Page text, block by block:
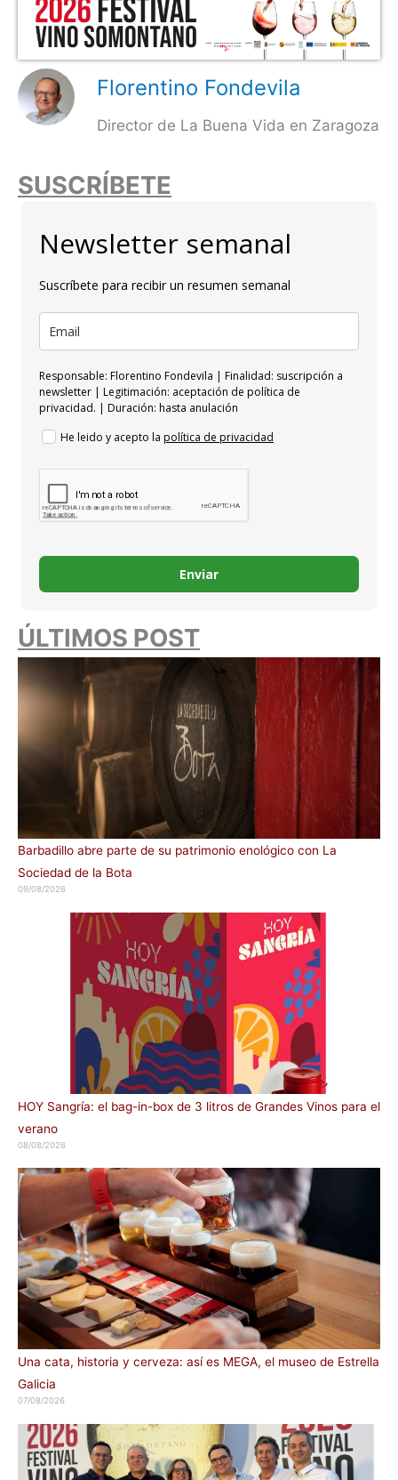
Florentino Fondevila
Director de La Buena Vida en Zaragoza
SUSCRÍBETE
Newsletter semanal
Suscríbete para recibir un resumen semanal
Responsable: Florentino Fondevila | Finalidad: suscripción a
newsletter | Legitimación: aceptación de política de
privacidad. | Duración: hasta anulación
He leido y acepto la política de privacidad
Enviar
ÚLTIMOS POST
Barbadillo abre parte de su patrimonio enológico con La
Sociedad de la Bota
09/08/2026
HOY Sangría: el bag-in-box de 3 litros de Grandes Vinos para el
verano
08/08/2026
Una cata, historia y cerveza: así es MEGA, el museo de Estrella
Galicia
07/08/2026